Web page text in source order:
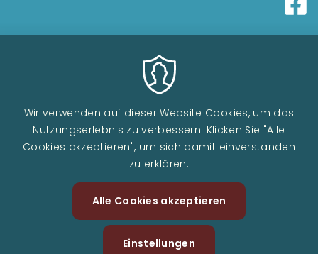
Wir verwenden auf dieser Website Cookies, um das
Nutzungserlebnis zu verbessern. Klicken Sie "Alle
Cookies akzeptieren", um sich damit einverstanden
zu erklären.
Alle Cookies akzeptieren
Einstellungen